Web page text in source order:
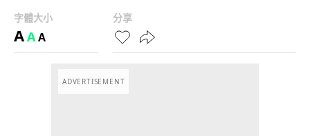
字體大小
AAA
分享
ADVERTISEMENT